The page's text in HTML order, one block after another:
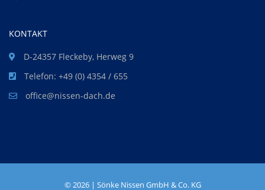
KONTAKT
D-24357 Fleckeby, Herweg 9
Telefon: +49 (0) 4354 / 655
office@nissen-dach.de
©2026 | Sönke Nissen GmbH & Co. KG